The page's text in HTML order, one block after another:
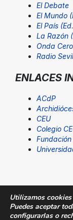
El Debate
El Mundo
El País
La Razón
Onda
Radio
ENLACES
ACdP
CEU
Colegio
©
Utilizamos
Puedes aceptar
configurarlas o